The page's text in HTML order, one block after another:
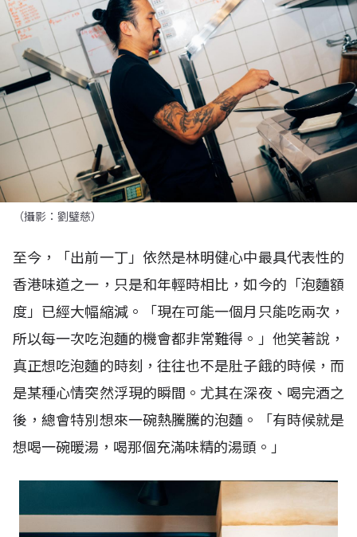
（攝影：劉璧慈）
至今，「出前一丁」依然是林明健心中最具代表性的
香港味道之一，只是和年輕時相比，如今的「泡麵額
度」已經大幅縮減。「現在可能一個月只能吃兩次，
所以每一次吃泡麵的機會都非常難得。」他笑著說，
真正想吃泡麵的時刻，往往也不是肚子餓的時候，而
是某種心情突然浮現的瞬間。尤其在深夜、喝完酒之
後，總會特別想來一碗熱騰騰的泡麵。「有時候就是
想喝一碗暖湯，喝那個充滿味精的湯頭。」